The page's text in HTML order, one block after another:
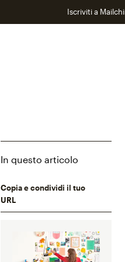
Iscriviti a
In questo articolo
Copia e condividi il tuo
URL